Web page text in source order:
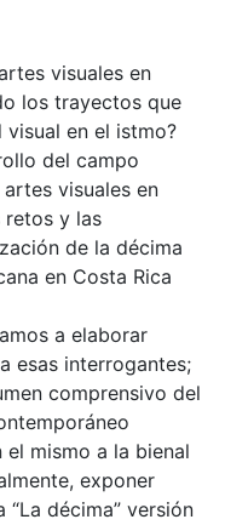
visuales en
los trayectos que
en el istmo?
del campo
visuales en
retos y las
de la décima
en Costa Rica
a elaborar
esas interrogantes;
comprensivo del
mismo a la bienal
exponer
décima” versión